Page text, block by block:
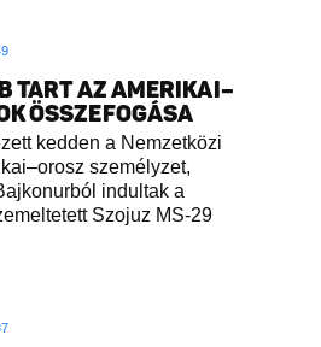
TART AZ AMERIKAI–
ÖSSZEFOGÁSA
kedden a Nemzetközi
személyzet,
indultak a
Szojuz MS-29